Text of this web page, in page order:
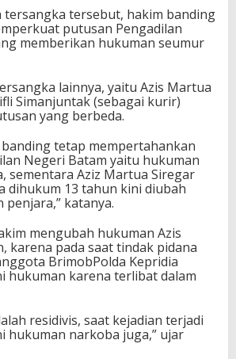
tersangka tersebut, hakim banding
putusan Pengadilan
memberikan hukuman seumur
lainnya, yaitu Azis Martua
Simanjuntak (sebagai kurir)
yang berbeda.
tetap mempertahankan
Negeri Batam yaitu hukuman
sementara Aziz Martua Siregar
dihukum 13 tahun kini diubah
penjara,” katanya.
mengubah hukuman Azis
karena pada saat tindak pidana
BrimobPolda Kepridia
hukuman karena terlibat dalam
residivis, saat kejadian terjadi
hukuman narkoba juga,” ujar